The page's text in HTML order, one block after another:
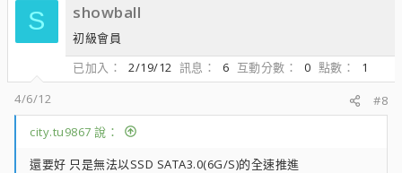
S showball
初級會員
已加入
2/19/12 訊息 6 互動分數 0 點數
1
4/6/12
#8
city.tu9867 說：
還要好 只是無法以SSD SATA3.0(6G/S)的全速推進